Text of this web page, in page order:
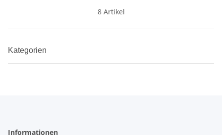
8 Artikel
Kategorien
Informationen